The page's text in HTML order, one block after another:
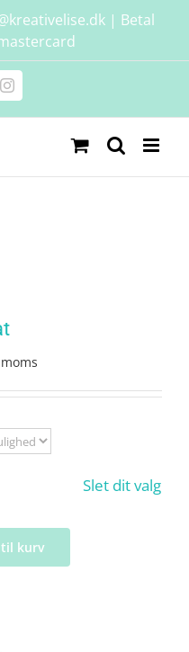
| Betal
Instagram
kr.
Slet dit valg
kurv